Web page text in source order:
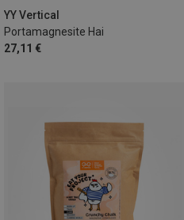
YY Vertical
Portamagnesite Hai
27,11 €